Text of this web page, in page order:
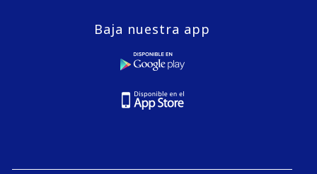
Baja nuestra app